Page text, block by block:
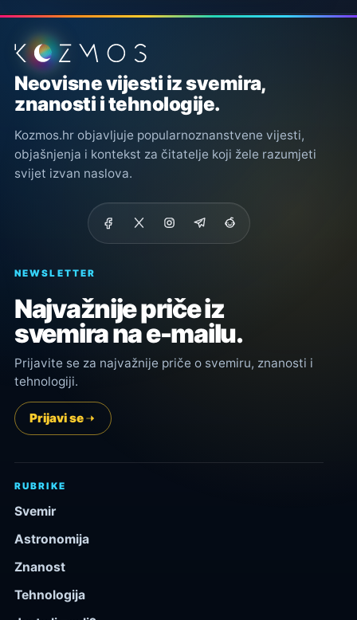
Podnožje stranice
Neovisne vijesti iz svemira,
znanosti i tehnologije.
Kozmos.hr objavljuje popularnoznanstvene vijesti,
objašnjenja i kontekst za čitatelje koji žele razumjeti
svijet izvan naslova.
NEWSLETTER
Najvažnije priče iz
svemira na e-mailu.
Prijavite se za najvažnije priče o svemiru, znanosti i
tehnologiji.
Prijavi se
RUBRIKE
Svemir
Astronomija
Znanost
Tehnologija